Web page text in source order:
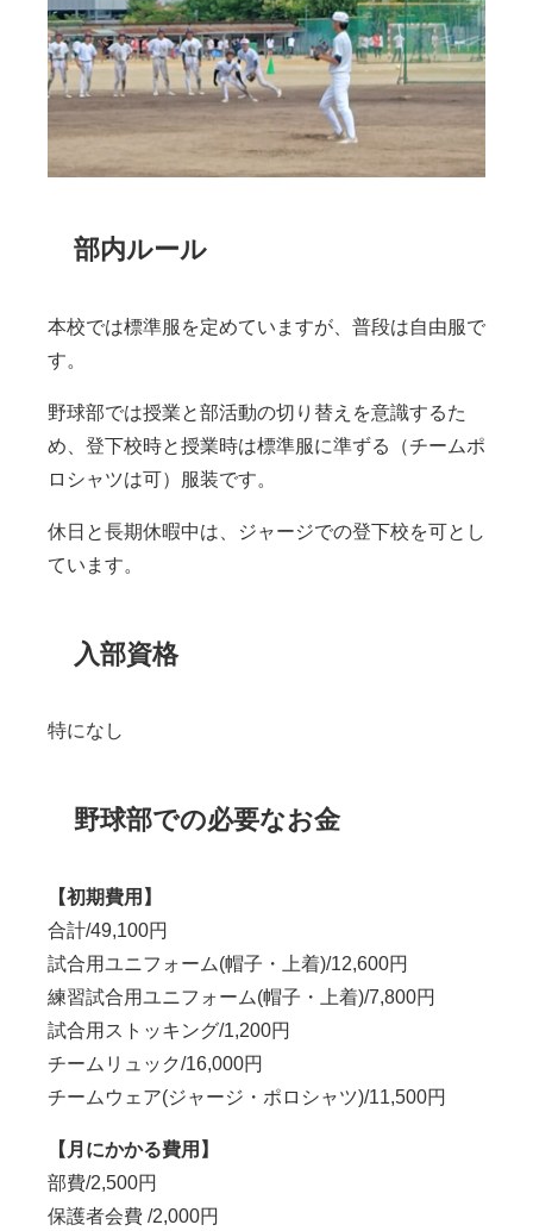
部内ルール
本校では標準服を定めていますが、普段は自由服で
す。
野球部では授業と部活動の切り替えを意識するた
め、登下校時と授業時は標準服に準ずる（チームポ
ロシャツは可）服装です。
休日と長期休暇中は、ジャージでの登下校を可とし
ています。
入部資格
特になし
野球部での必要なお金
【初期費用】
合計/49,100円
試合用ユニフォーム(帽子・上着)/12,600円
練習試合用ユニフォーム(帽子・上着)/7,800円
試合用ストッキング/1,200円
チームリュック/16,000円
チームウェア(ジャージ・ポロシャツ)/11,500円
【月にかかる費用】
部費/2,500円
保護者会費 /2,000円